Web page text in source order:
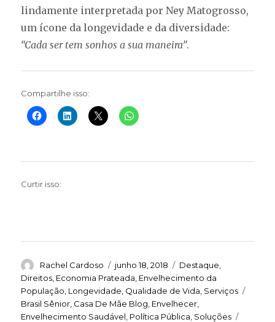
lindamente interpretada por Ney Matogrosso,
um ícone da longevidade e da diversidade:
“Cada ser tem sonhos a sua maneira”.
Compartilhe isso:
Curtir isso:
Autor
Rachel Cardoso
Publicado
em
junho 18, 2018 Categorias
Destaque
Direitos Economia Prateada Envelhecimento da
População Longevidade Qualidade de Vida Serviços
Brasil Sênior Casa De Mãe Blog Envelhecer
Envelhecimento Saudável Política Pública Soluções